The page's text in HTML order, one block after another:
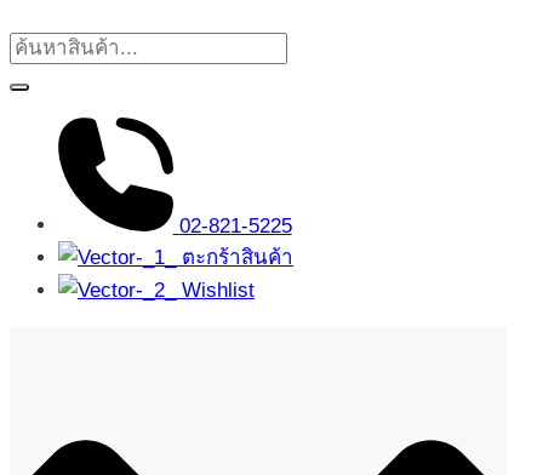
02-821-5225
ตะกร้าสินค้า
Wishlist